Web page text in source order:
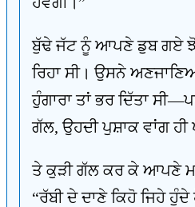
ਬੁੱਢੇ ਜੱਟ ਨੂੰ ਆਪਣੇ ਡੁਬ ਗਏ
ਰਿਹਾ ਸੀ। ਉਸਨੇ
ਹੁੰਗਾਰਾ ਤਾਂ ਭਰ ਦਿੱਤਾ
ਗੱਲ, ਉਹਦੀ ਪੁਸ਼ਾਕ ਵਾਂਗ ਹੀ
ਤੇ ਕੁੜੀ ਗੱਲ ਕਰ ਕੇ ਆਪਣੇ
“ਰੱਬੀ ਦੇ ਦਾਣੇ ਕਿਹੋ ਜਿਹੇ